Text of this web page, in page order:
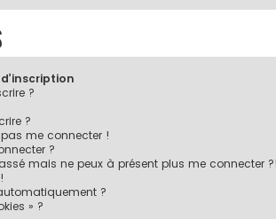
?
?
me connecter !
?
mais ne peux à présent plus me connecter ?!
?
» ?